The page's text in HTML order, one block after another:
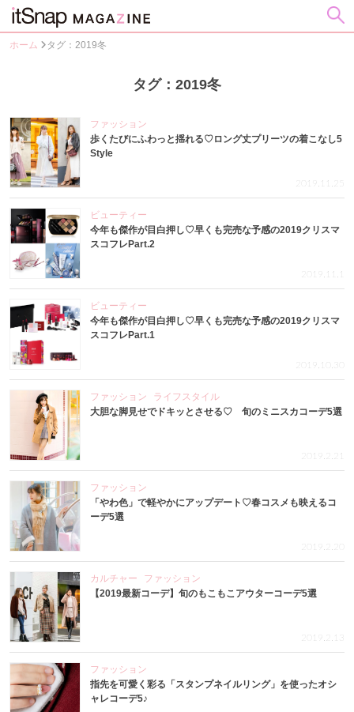
ホーム タグ：2019冬
タグ：2019冬
ファッション
歩くたびにふわっと揺れる♡ロング丈プリーツの着こなし5
Style
2019.11.25
ビューティー
今年も傑作が目白押し♡早くも完売な予感の2019クリスマ
スコフレPart.2
2019.11.1
ビューティー
今年も傑作が目白押し♡早くも完売な予感の2019クリスマ
スコフレPart.1
2019.10.30
ファッション
ライフスタイル
大胆な脚見せでドキッとさせる♡ 旬のミニスカコーデ5選
2019.2.21
ファッション
「やわ色」で軽やかにアップデート♡春コスメも映えるコ
ーデ5選
2019.2.20
カルチャー
ファッション
【2019最新コーデ】旬のもこもこアウターコーデ5選
2019.2.13
ファッション
指先を可愛く彩る「スタンプネイルリング」を使ったオシ
ャレコーデ5♪